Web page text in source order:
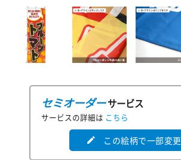
セミオーダーサービス
サービスの詳細は こちら
edit この絵柄で一部変更